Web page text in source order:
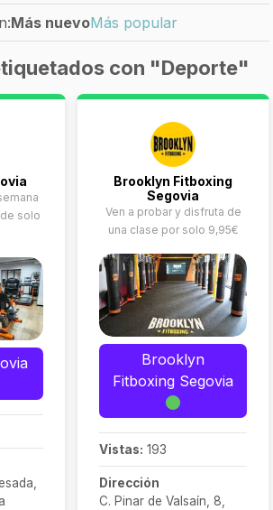
Más nuevoMás popular
con "Deporte"
solo
Brooklyn Fitboxing
Segovia
Ven a probar y disfruta de
una clase por solo 9,95€
Brooklyn
Fitboxing Segovia
Vistas: 193
Dirección
C. Pinar de Valsaín, 8,